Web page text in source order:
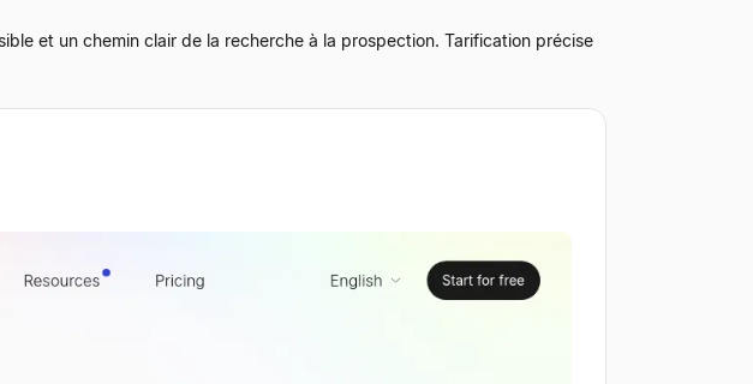
et un chemin clair de la recherche à la prospection. Tarification précise